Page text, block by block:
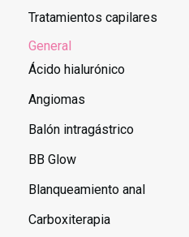
Tratamientos capilares
General
Ácido hialurónico
Angiomas
Balón intragástrico
BB Glow
Blanqueamiento anal
Carboxiterapia